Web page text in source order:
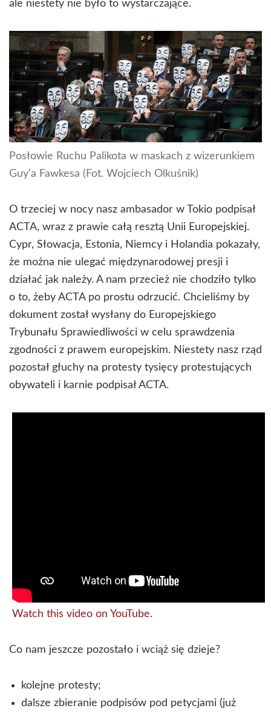
ale niestety nie było to wystarczające.
Posłowie Ruchu Palikota w maskach z wizerunkiem
Guy’a Fawkesa (Fot. Wojciech Olkuśnik)
O trzeciej w nocy nasz ambasador w Tokio podpisał
ACTA, wraz z prawie całą resztą Unii Europejskiej.
Cypr, Słowacja, Estonia, Niemcy i Holandia pokazały,
że można nie ulegać międzynarodowej presji i
działać jak należy. A nam przecież nie chodziło tylko
o to, żeby ACTA po prostu odrzucić. Chcieliśmy by
dokument został wysłany do Europejskiego
Trybunału Sprawiedliwości w celu sprawdzenia
zgodności z prawem europejskim. Niestety nasz rząd
pozostał głuchy na protesty tysięcy protestujących
obywateli i karnie podpisał ACTA.
Watch this video on YouTube.
Co nam jeszcze pozostało i wciąż się dzieje?
kolejne protesty;
dalsze zbieranie podpisów pod petycjami (już